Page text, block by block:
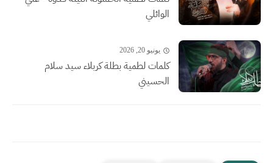
الوائلي
يونيو 20, 2026
كلمات لطمية بطلة كربلاء سيد سلام
الحسيني